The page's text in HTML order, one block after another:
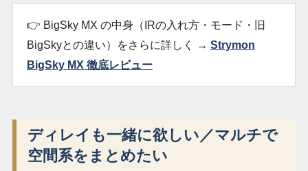
👉 BigSky MX の中身（IRの入れ方・モード・旧
BigSkyとの違い）をさらに詳しく → Strymon
BigSky MX 徹底レビュー
ディレイも一緒に欲しい／マルチで
空間系をまとめたい